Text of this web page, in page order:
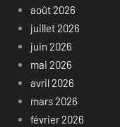
août 2026
juillet 2026
juin 2026
mai 2026
avril 2026
mars 2026
février 2026